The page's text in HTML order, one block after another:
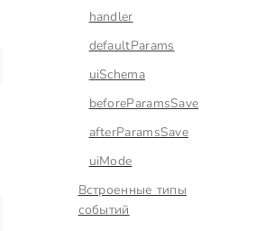
handler
defaultParams
uiSchema
beforeParamsSave
afterParamsSave
uiMode
Встроенные типы
событий